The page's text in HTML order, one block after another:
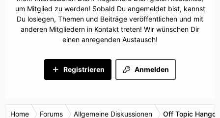
um Mitglied zu werden! Sobald Du angemeldet bist, kannst
Du loslegen, Themen und Beiträge veröffentlichen und mit
anderen Mitgliedern in Kontakt treten! Wir wünschen Dir
einen anregenden Austausch!
Anmelden
Registrieren
Home Forums Allgemeine Diskussionen Off Topic